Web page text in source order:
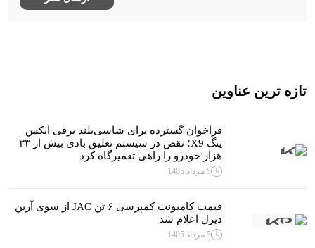
تازه ترین عناوین
فراخوان گسترده برای شاسی‌بلند برقی ایکس
پنگ X9؛ نقص در سیستم تعلیق بادی بیش از ۳۳
هزار خودرو را راهی تعمیرگاه کرد‌
5 مرداد 1405
قیمت کامیونت کمپرسی ۶ تن JAC از سوی آرین
دیزل اعلام شد
5 مرداد 1405